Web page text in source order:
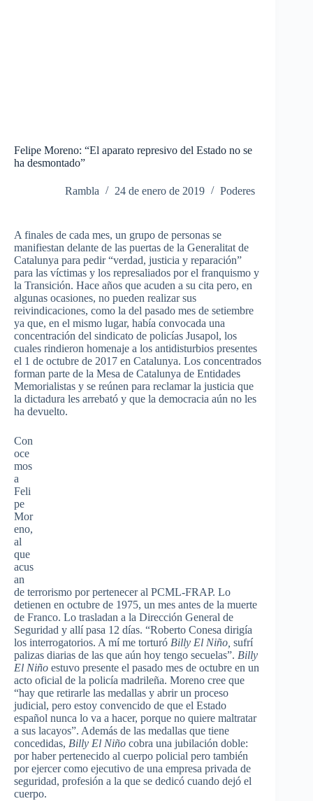
Felipe Moreno: “El aparato represivo del Estado no se
ha desmontado”
Rambla 24 de enero de 2019 Poderes
A finales de cada mes, un grupo de personas se
manifiestan delante de las puertas de la Generalitat de
Catalunya para pedir “verdad, justicia y reparación”
para las víctimas y los represaliados por el franquismo y
la Transición. Hace años que acuden a su cita pero, en
algunas ocasiones, no pueden realizar sus
reivindicaciones, como la del pasado mes de setiembre
ya que, en el mismo lugar, había convocada una
concentración del sindicato de policías Jusapol, los
cuales rindieron homenaje a los antidisturbios presentes
el 1 de octubre de 2017 en Catalunya. Los concentrados
forman parte de la Mesa de Catalunya de Entidades
Memorialistas y se reúnen para reclamar la justicia que
la dictadura les arrebató y que la democracia aún no les
ha devuelto.
Con
oce
mos
a
Feli
pe
Mor
eno,
al
que
acus
an
de terrorismo por pertenecer al PCML-FRAP. Lo
detienen en octubre de 1975, un mes antes de la muerte
de Franco. Lo trasladan a la Dirección General de
Seguridad y allí pasa 12 días. “Roberto Conesa dirigía
los interrogatorios. A mí me torturó Billy El Niño, sufrí
palizas diarias de las que aún hoy tengo secuelas”. Billy
El Niño estuvo presente el pasado mes de octubre en un
acto oficial de la policía madrileña. Moreno cree que
“hay que retirarle las medallas y abrir un proceso
judicial, pero estoy convencido de que el Estado
español nunca lo va a hacer, porque no quiere maltratar
a sus lacayos”. Además de las medallas que tiene
concedidas, Billy El Niño cobra una jubilación doble:
por haber pertenecido al cuerpo policial pero también
por ejercer como ejecutivo de una empresa privada de
seguridad, profesión a la que se dedicó cuando dejó el
cuerpo.